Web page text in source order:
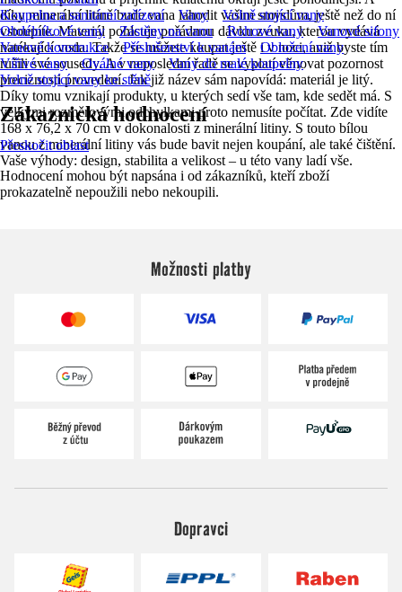
díky minerální litině bude vana lahodit vašim smyslům, ještě než do ní
vstoupíte. Materiál pohlcuje pořádnou dávku zvuku, kterou vydává
natékající voda. Takže se můžete koupat ještě i v noci, aniž byste tím
rušili své sousedy. A v neposlední řadě se vyplatí věnovat pozornost
preciznosti provedení. Jak již název sám napovídá: materiál je litý.
Díky tomu vznikají produkty, u kterých sedí vše tam, kde sedět má. S
velkými rozměrovými odchylkami proto nemusíte počítat. Zde vidíte
168 x 76,2 x 70 cm v dokonalosti z minerální litiny. S touto bílou
vanou z minerální litiny vás bude bavit nejen koupání, ale také čištění.
Vaše výhody: design, stabilita a velikost – u této vany ladí vše.
Koupelna a sanitární zařízení
Vany
Volně stojící vany
Obdélníkové vany
Zástěny na vanu Rohové vany
Vanové sifony
Vanové konstrukce
Příslušenství k vanám
Obložení vany
Vířivé vany
Oválné vany
Vany do malé koupelny
Volně stojící vany ke stěně
Zákaznická hodnocení
Přeskočit oblast
Hodnocení mohou být napsána i od zákazníků, kteří zboží
prokazatelně nepoužili nebo nekoupili.
Možnosti platby
Dopravci